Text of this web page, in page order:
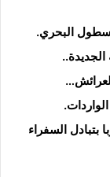
البحري.
الجديدة..
بتبادل السفراء